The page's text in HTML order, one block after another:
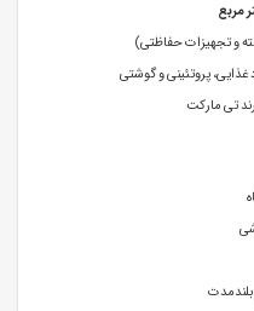
و تجهیزات حفاظتی)
پروتئینی و گوشتی
تی مارکت